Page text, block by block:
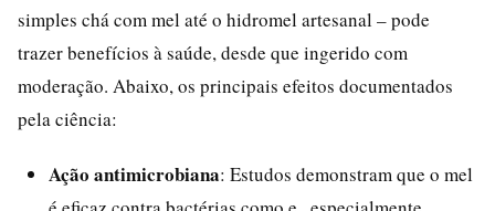
simples chá com mel até o hidromel artesanal – pode
trazer benefícios à saúde, desde que ingerido com
moderação. Abaixo, os principais efeitos documentados
pela ciência:
Ação antimicrobiana: Estudos demonstram que o mel